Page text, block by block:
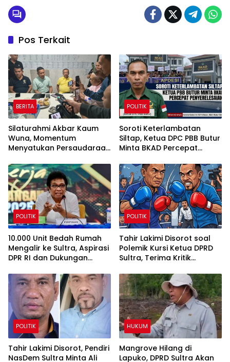
Pos Terkait
BERITA
Silaturahmi Akbar Kaum
Wuna, Momentum
Menyatukan Persaudaraan
Muna
POLITIK
Soroti Keterlambatan
Siltap, Ketua DPC PBB Butur
Minta BKAD Percepat
POLITIK
10.000 Unit Bedah Rumah
Mengalir ke Sultra, Aspirasi
DPR RI dan Dukungan
Utama
POLITIK
Tahir Lakimi Disorot soal
Polemik Kursi Ketua DPRD
Sultra, Terima Kritik
Internal NasDem
POLITIK
Tahir Lakimi Disorot, Pendiri
NasDem Sultra Minta Ali
HUKUM
Mangrove Hilang di
Lapuko, DPRD Sultra Akan